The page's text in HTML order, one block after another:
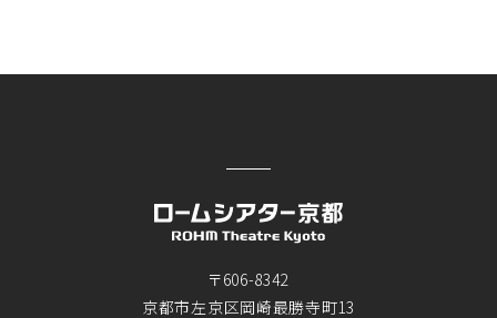
〒606-8342
京都市左京区岡崎最勝寺町13